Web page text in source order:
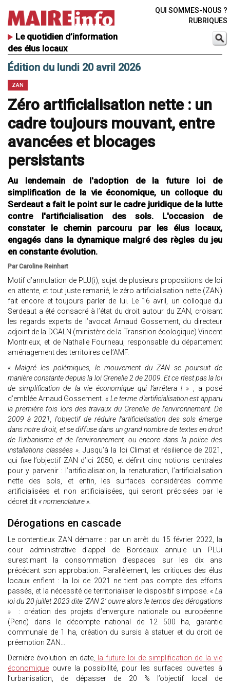
Le quotidien d’information
des élus locaux
QUI SOMMES-NOUS ?
RUBRIQUES
Édition du lundi 20 avril 2026
ZAN
Zéro artificialisation nette : un
cadre toujours mouvant, entre
avancées et blocages
persistants
Au lendemain de l'adoption de la future loi de
simplification de la vie économique, un colloque du
Serdeaut a fait le point sur le cadre juridique de la lutte
contre l'artificialisation des sols. L'occasion de
constater le chemin parcouru par les élus locaux,
engagés dans la dynamique malgré des règles du jeu
en constante évolution.
Par Caroline Reinhart
Motif d’annulation de PLU(i), sujet de plusieurs propositions de loi
en attente, et tout juste remanié, le zéro artificialisation nette (ZAN)
fait encore et toujours parler de lui. Le 16 avril, un colloque du
Serdeaut a été consacré à l’état du droit autour du ZAN, croisant
les regards experts de l’avocat Arnaud Gossement, du directeur
adjoint de la DGALN (ministère de la Transition écologique) Vincent
Montrieux, et de Nathalie Fourneau, responsable du département
aménagement des territoires de l’AMF.
« Malgré les polémiques, le mouvement du ZAN se poursuit de
manière constante depuis la loi Grenelle 2 de 2009. Et ce n’est pas la loi
de simplification de la vie économique qui l’arrêtera ! » , a posé
d’emblée Arnaud Gossement. « Le terme d'artificialisation est apparu
la première fois lors des travaux du Grenelle de l'environnement. De
2009 à 2021, l'objectif de réduire l'artificialisation des sols émerge
dans notre droit, et se diffuse dans un grand nombre de textes en droit
de l'urbanisme et de l'environnement, ou encore dans la police des
installations classées ». Jusqu’à la loi Climat et résilience de 2021,
qui fixe l’objectif ZAN d’ici 2050, et définit cinq notions centrales
pour y parvenir : l’artificialisation, la renaturation, l’artificialisation
nette des sols, et enfin, les surfaces considérées comme
artificialisées et non artificialisées, qui seront précisées par le
décret dit « nomenclature ».
Dérogations en cascade
Le contentieux ZAN démarre : par un arrêt du 15 février 2022, la
cour administrative d’appel de Bordeaux annule un PLUi
surestimant la consommation d’espaces sur les dix ans
précédant son approbation. Parallèlement, les critiques des élus
locaux enflent : la loi de 2021 ne tient pas compte des efforts
passés, et la nécessité de territorialiser le dispositif s’impose. « La
loi du 20 juillet 2023 dite ‘ZAN 2’ ouvre alors le temps des dérogations
»
: création des projets d’envergure nationale ou européenne
(Pene) dans le décompte national de 12 500 ha, garantie
communale de 1 ha, création du sursis à statuer et du droit de
préemption ZAN…
Dernière évolution en date, la future loi de simplification de la vie
économique ouvre la possibilité, pour les surfaces ouvertes à
l’urbanisation, de dépasser de 20 % l’objectif local de